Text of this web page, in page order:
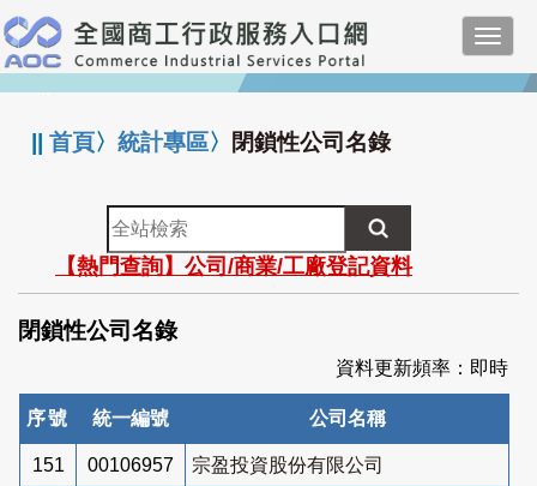
跳
到
主
要
:::
||首頁〉統計專區〉 閉鎖性公司名錄
全
站
檢
索
【熱門查詢】公司/商業/工廠登記資料
閉鎖性公司名錄
資料更新頻率：即時
序號 統一編號 公司名稱
151 00106957 宗盈投資股份有限公司